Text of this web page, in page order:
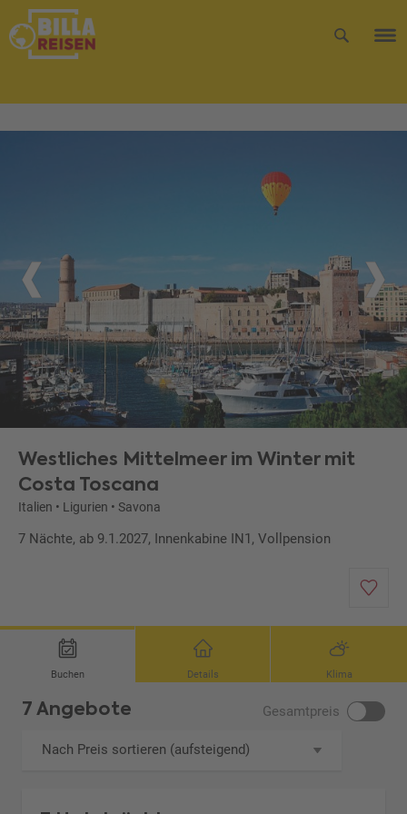
Westliches Mittelmeer im Winter mit
Costa Toscana
Italien • Ligurien • Savona
7 Nächte, ab 9.1.2027, Innenkabine IN1, Vollpension
Buchen Details Klima
7 Angebote Gesamtpreis
Nach Preis sortieren (aufsteigend)